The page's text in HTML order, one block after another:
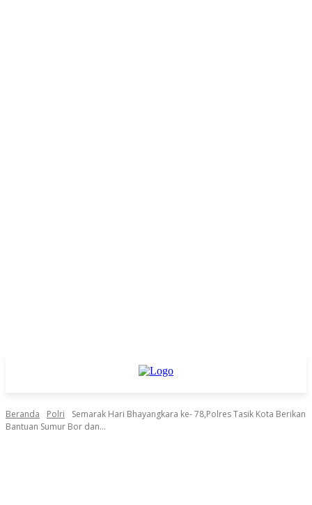
Beranda Polri
Semarak Hari Bhayangkara ke- 78,Polres Tasik Kota Berikan
Bantuan Sumur Bor dan...